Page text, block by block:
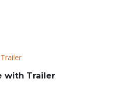
with Trailer